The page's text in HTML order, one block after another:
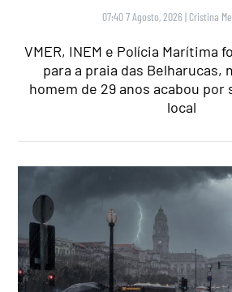
07:40 7 Agosto, 2026 | Cristina
VMER, INEM e Polícia Marítima
para a praia das Belharucas,
homem de 29 anos acabou por
local